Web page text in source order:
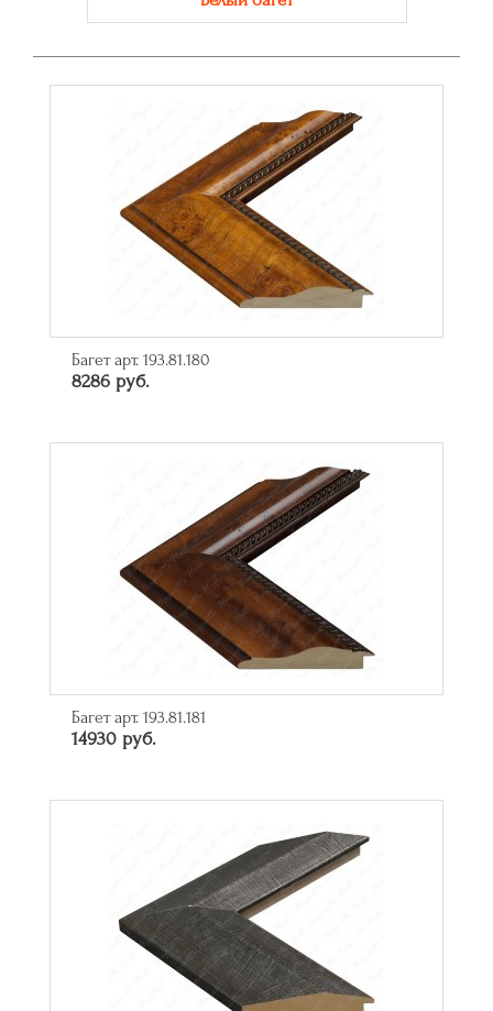
Багет арт. 193.81.180
8286 руб.
Багет арт. 193.81.181
14930 руб.